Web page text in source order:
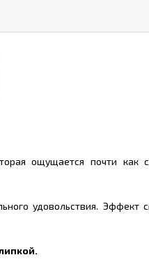
ощущается почти
удовольствия.